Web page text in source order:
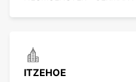
ITZEHOE